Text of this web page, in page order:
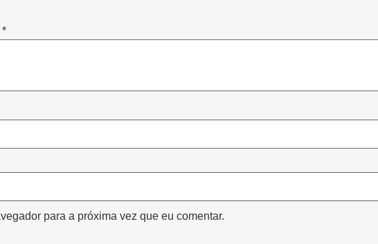
*
para a próxima vez que eu comentar.